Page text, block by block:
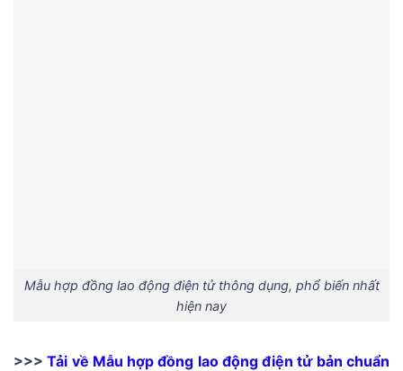
Mẫu hợp đồng lao động điện tử thông dụng, phổ biến nhất
hiện nay
>>>Tải về Mẫu hợp đồng lao động điện tử bản chuẩn